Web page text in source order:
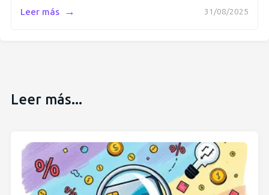
31/08/2025
Leer más →
Leer más...